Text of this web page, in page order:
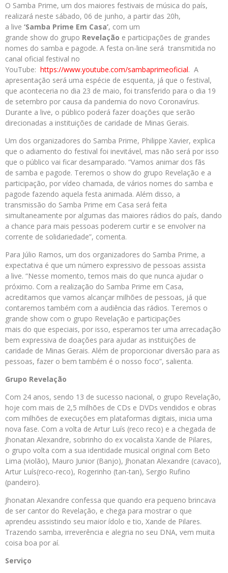
O Samba Prime, um dos maiores festivais de música do país,
realizará neste sábado, 06 de junho, a partir das 20h,
a live ‘Samba Prime Em Casa’, com um
grande show do grupo Revelação e participações de grandes
nomes do samba e pagode. A festa on-line será transmitida no
canal oficial festival no
YouTube: https://www.youtube.com/sambaprimeoficial. A
apresentação será uma espécie de esquenta, já que o festival,
que aconteceria no dia 23 de maio, foi transferido para o dia 19
de setembro por causa da pandemia do novo Coronavírus.
Durante a live, o público poderá fazer doações que serão
direcionadas a instituições de caridade de Minas Gerais.
Um dos organizadores do Samba Prime, Philippe Xavier, explica
que o adiamento do festival foi inevitável, mas não será por isso
que o público vai ficar desamparado. “Vamos animar dos fãs
de samba e pagode. Teremos o show do grupo Revelação e a
participação, por vídeo chamada, de vários nomes do samba e
pagode fazendo aquela festa animada. Além disso, a
transmissão do Samba Prime em Casa será feita
simultaneamente por algumas das maiores rádios do país, dando
a chance para mais pessoas poderem curtir e se envolver na
corrente de solidariedade”, comenta.
Para Júlio Ramos, um dos organizadores do Samba Prime, a
expectativa é que um número expressivo de pessoas assista
a live. “Nesse momento, temos mais do que nunca ajudar o
próximo. Com a realização do Samba Prime em Casa,
acreditamos que vamos alcançar milhões de pessoas, já que
contaremos também com a audiência das rádios. Teremos o
grande show com o grupo Revelação e participações
mais do que especiais, por isso, esperamos ter uma arrecadação
bem expressiva de doações para ajudar as instituições de
caridade de Minas Gerais. Além de proporcionar diversão para as
pessoas, fazer o bem também é o nosso foco”, salienta.
Grupo Revelação
Com 24 anos, sendo 13 de sucesso nacional, o grupo Revelação,
hoje com mais de 2,5 milhões de CDs e DVDs vendidos e obras
com milhões de execuções em plataformas digitais, inicia uma
nova fase. Com a volta de Artur Luís (reco reco) e a chegada de
Jhonatan Alexandre, sobrinho do ex vocalista Xande de Pilares,
o grupo volta com a sua identidade musical original com Beto
Lima (violão), Mauro Junior (Banjo), Jhonatan Alexandre (cavaco),
Artur Luís(reco-reco), Rogerinho (tan-tan), Sergio Rufino
(pandeiro).
Jhonatan Alexandre confessa que quando era pequeno brincava
de ser cantor do Revelação, e chega para mostrar o que
aprendeu assistindo seu maior ídolo e tio, Xande de Pilares.
Trazendo samba, irreverência e alegria no seu DNA, vem muita
coisa boa por aí.
Serviço